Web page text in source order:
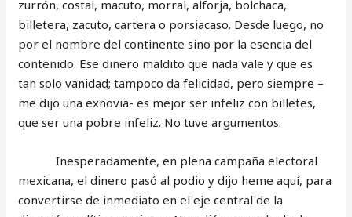
zurrón, costal, macuto, morral, alforja, bolchaca,
billetera, zacuto, cartera o porsiacaso. Desde luego, no
por el nombre del continente sino por la esencia del
contenido. Ese dinero maldito que nada vale y que es
tan solo vanidad; tampoco da felicidad, pero siempre –
me dijo una exnovia- es mejor ser infeliz con billetes,
que ser una pobre infeliz. No tuve argumentos.
Inesperadamente, en plena campaña electoral
mexicana, el dinero pasó al podio y dijo heme aquí, para
convertirse de inmediato en el eje central de la